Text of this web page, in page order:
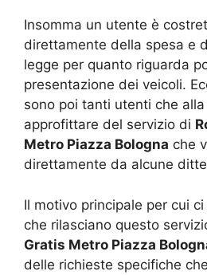
Insomma un utente è
direttamente della spesa e
legge per quanto riguarda
presentazione dei veicoli.
sono poi tanti utenti che
approfittare del servizio di
Metro Piazza Bologna che
direttamente da alcune
Il motivo principale per cui
che rilasciano questo
Gratis Metro Piazza
delle richieste specifiche